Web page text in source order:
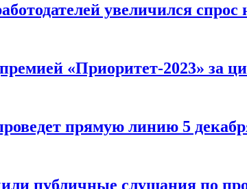
увеличился
«Приоритет-2023» за
прямую линию 5
публичные слушания по